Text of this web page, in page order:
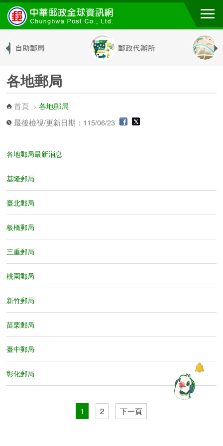
跳到主要內容區塊
各地郵局
首頁 >各地郵局
最後檢視/更新日期：115/06/23
各地郵局最新消息
基隆郵局
臺北郵局
板橋郵局
三重郵局
桃園郵局
新竹郵局
苗栗郵局
臺中郵局
彰化郵局
1 2 下一頁